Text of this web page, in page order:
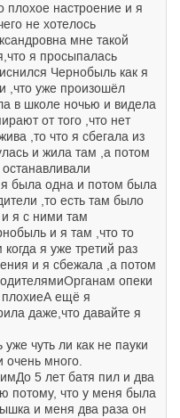
плохое настроение и я
не хотелось
мне такой
я просыпалась
Чернобыль как я
,что уже произошёл
в школе ночью и видела
от того ,что нет
,то что я сбегала из
и жила там ,а потом
я была одна и потом была
,то есть там было
я с ними там
и я там ,что то
я уже третий раз
и я сбежала ,а потом
опеки
плохиеА ещё я
даже,что давайте я
чуть ли как не пауки
очень много.
5 лет батя пил и два
потому, что у меня была
и меня два раза он